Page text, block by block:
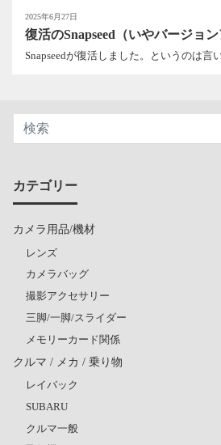
2025年6月27日
復活のSnapseed（いやバージョン
Snapseedが復活しました。というのは言
カテゴリー
カメラ用品/機材
レンズ
カメラバッグ
撮影アクセサリー
三脚/一脚/スライダー
メモリーカード関係
クルマ / メカ / 乗り物
レイバック
SUBARU
クルマ一般